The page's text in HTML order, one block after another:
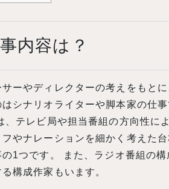
内容は？
ーやディレクターの考えをもと
シナリオライターや脚本家の仕
、テレビ局や担当番組の方向性に
やナレーションを細かく考えた
1つです。 また、ラジオ番組の
構成作家もいます。